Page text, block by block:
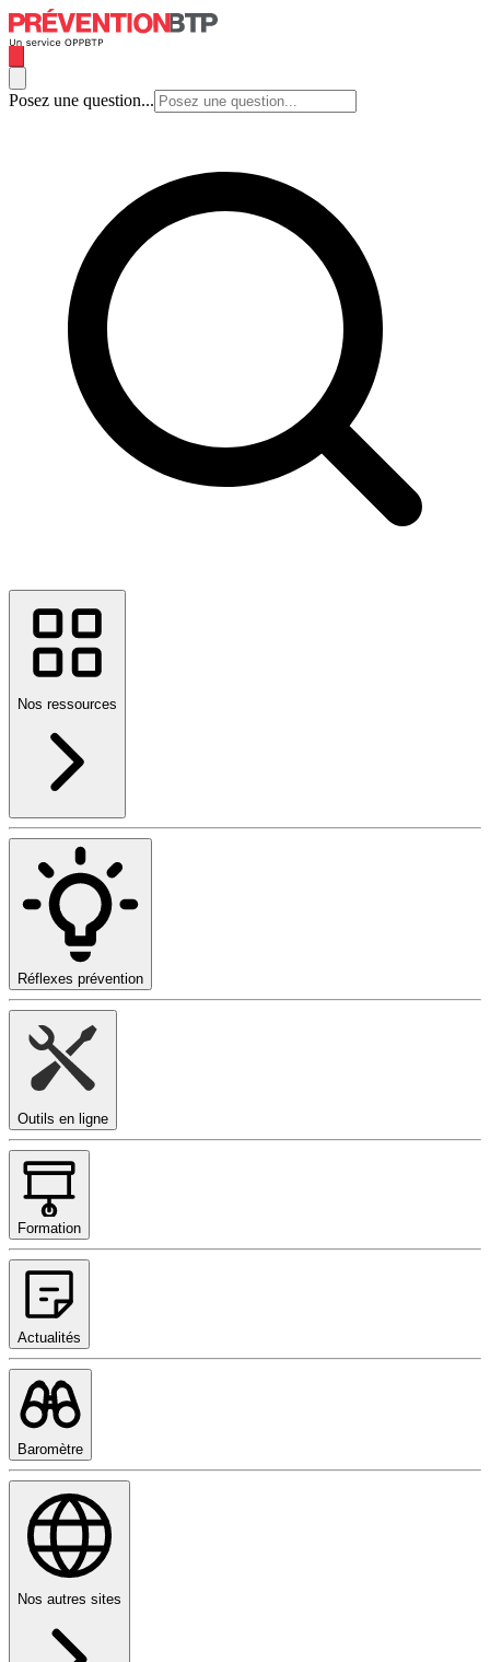
Posez une question...
Nos ressources
Réflexes prévention
Outils en ligne
Formation
Actualités
Baromètre
Nos autres sites